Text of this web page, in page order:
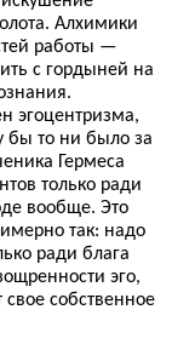
Алхимики
работы —
с гордыней на
эгоцентризма,
бы то ни было за
Гермеса
только ради
вообще. Это
так: надо
ради блага
эго,
свое собственное